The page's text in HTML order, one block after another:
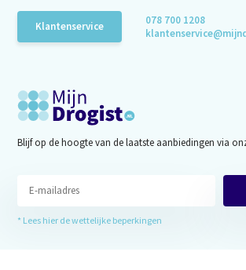
Klantenservice
078 700 1208
Blijf op de hoogte van de laatste aanbiedingen via
* Lees hier de wettelijke beperkingen